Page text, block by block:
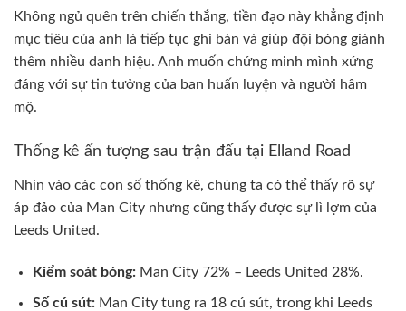
Không ngủ quên trên chiến thắng, tiền đạo này khẳng định
mục tiêu của anh là tiếp tục ghi bàn và giúp đội bóng giành
thêm nhiều danh hiệu. Anh muốn chứng minh mình xứng
đáng với sự tin tưởng của ban huấn luyện và người hâm
mộ.
Thống kê ấn tượng sau trận đấu tại Elland Road
Nhìn vào các con số thống kê, chúng ta có thể thấy rõ sự
áp đảo của Man City nhưng cũng thấy được sự lì lợm của
Leeds United.
Kiểm soát bóng:Man City 72% – Leeds United 28%.
Số cú sút:Man City tung ra 18 cú sút, trong khi Leeds